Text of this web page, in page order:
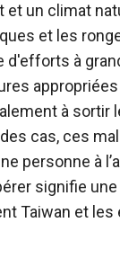
et un climat
et les
à
à sortir
cas, ces
personne à
signifie
Taiwan et